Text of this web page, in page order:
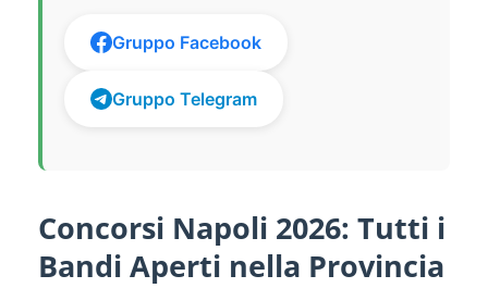
Gruppo Facebook
Gruppo Telegram
Concorsi Napoli 2026: Tutti i
Bandi Aperti nella Provincia